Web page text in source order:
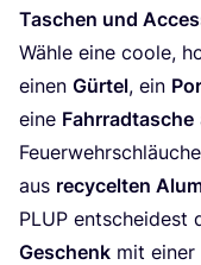
Taschen und
Wäh­le eine coo­le,
einen Gür­tel, ein
eine Fahr­rad­ta­sche
aus recy­cel­ten
PLUP ent­schei­dest
Geschenk mit einer